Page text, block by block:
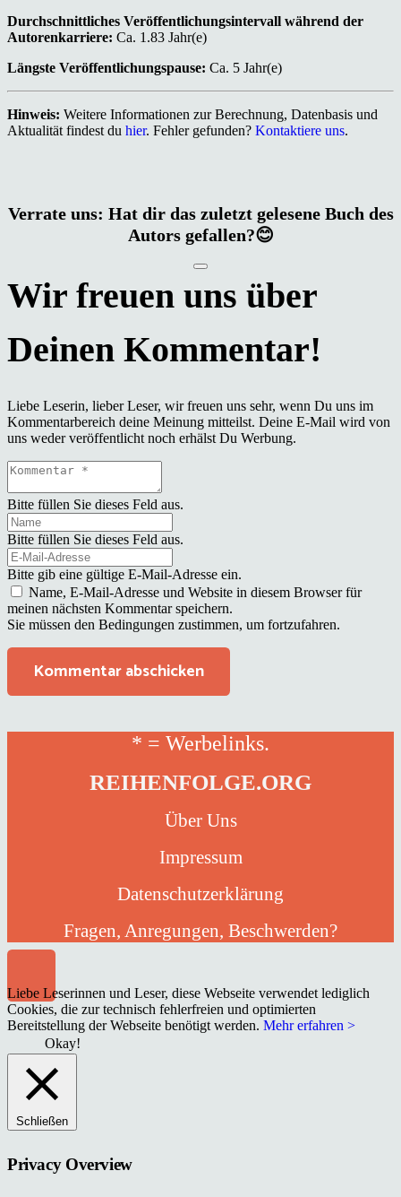
Durchschnittliches Veröffentlichungsintervall während der
Autorenkarriere: Ca. 1.83 Jahr(e)
Längste Veröffentlichungspause: Ca. 5 Jahr(e)
Hinweis: Weitere Informationen zur Berechnung, Datenbasis und
Aktualität findest du hier. Fehler gefunden? Kontaktiere uns.
Verrate uns: Hat dir das zuletzt gelesene Buch des
Autors gefallen?😊
Liebe Leserin, lieber Leser, wir freuen uns sehr, wenn Du uns im
Kommentarbereich deine Meinung mitteilst. Deine E-Mail wird von
uns weder veröffentlicht noch erhälst Du Werbung.
Bitte füllen Sie dieses Feld aus.
Bitte füllen Sie dieses Feld aus.
Bitte gib eine gültige E-Mail-Adresse ein.
Name, E-Mail-Adresse und Website in diesem Browser für
meinen nächsten Kommentar speichern.
Sie müssen den Bedingungen zustimmen, um fortzufahren.
Kommentar abschicken
* = Werbelinks.
REIHENFOLGE.ORG
Über Uns
Impressum
Datenschutzerklärung
Fragen, Anregungen, Beschwerden?
Liebe Leserinnen und Leser, diese Webseite verwendet lediglich
Cookies, die zur technisch fehlerfreien und optimierten
Bereitstellung der Webseite benötigt werden. Mehr erfahren >
Okay!
Schließen
Privacy Overview